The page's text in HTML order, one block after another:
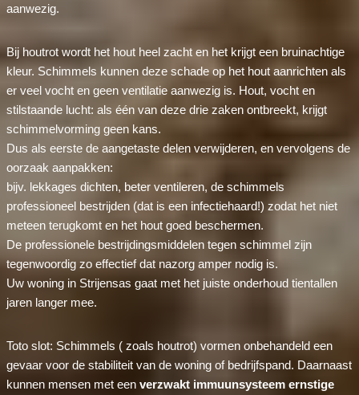
aanwezig.
Bij houtrot wordt het hout heel zacht en het krijgt een bruinachtige
kleur. Schimmels kunnen deze schade op het hout aanrichten als
er veel vocht en geen ventilatie aanwezig is. Hout, vocht en
stilstaande lucht: als één van deze drie zaken ontbreekt, krijgt
schimmelvorming geen kans.
Dus als eerste de aangetaste delen verwijderen, en vervolgens de
oorzaak aanpakken:
bijv. lekkages dichten, beter ventileren, de schimmels
professioneel bestrijden (dat is een infectiehaard!) zodat het niet
meteen terugkomt en het hout goed beschermen.
De professionele bestrijdingsmiddelen tegen schimmel zijn
tegenwoordig zo effectief dat nazorg amper nodig is.
Uw woning in Strijensas gaat met het juiste onderhoud tientallen
jaren langer mee.
Toto slot: Schimmels ( zoals houtrot) vormen onbehandeld een
gevaar voor de stabiliteit van de woning of bedrijfspand. Daarnaast
kunnen mensen met een verzwakt immuunsysteem ernstige